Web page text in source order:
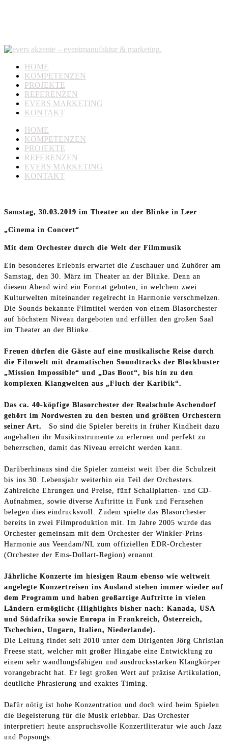
HOME
KOMPETENZEN
PROJEKTE
REFERENZEN
EVERS MARKETING
KONTAKT
HOME
KOMPETENZEN
PROJEKTE
REFERENZEN
EVERS MARKETING
KONTAKT
Samstag, 30.03.2019 im Theater an der Blinke in Leer
„Cinema in Concert“
Mit dem Orchester durch die Welt der Filmmusik
Ein besonderes Erlebnis erwartet die Zuschauer und Zuhörer am
Samstag, den 30. März im Theater an der Blinke. Denn an
diesem Abend wird ein Format geboten, in welchem zwei
Kulturwelten miteinander regelrecht in Harmonie verschmelzen.
Die Sounds bekannte Filmtitel werden von einem Blasorchester
auf höchstem Niveau dargeboten und erfüllen den großen Saal
im Theater an der Blinke.
Freuen dürfen die Gäste auf eine musikalische Reise durch
die Filmwelt mit dramatischen Soundtracks der Blockbuster
„Mission Impossible“ und „Das Boot“, bis hin zu den
komplexen Klangwelten aus „Fluch der Karibik“.
Das ca. 40-köpfige Blasorchester der Realschule Aschendorf
gehört im Nordwesten zu den besten und größten Orchestern
seiner Art.
So sind die Spieler bereits in früher Kindheit dazu
angehalten ihr Musikinstrumente zu erlernen und perfekt zu
beherrschen, damit das Niveau erreicht werden kann.
Darüberhinaus sind die Spieler zumeist weit über die Schulzeit
bis ins 30. Lebensjahr weiterhin ein Teil der Orchesters.
Zahlreiche Ehrungen und Preise, fünf Schallplatten- und CD-
Aufnahmen, sowie diverse Auftritte in Funk und Fernsehen
belegen dies eindrucksvoll. Zudem spielte das Blasorchester
bereits in zwei Filmproduktion mit. Im Jahre 2005 wurde das
Orchester gemeinsam mit dem Orchester der Winkler-Prins-
Harmonie aus Veendam/NL zum offiziellen EDR-Orchester
(Orchester der Ems-Dollart-Region) ernannt.
Jährliche Konzerte im hiesigen Raum ebenso wie weltweit
angelegte Konzertreisen ins Ausland stehen immer wieder auf
dem Programm und haben großartige Auftritte in vielen
Ländern ermöglicht (Highlights bisher nach: Kanada, USA
und Südafrika sowie Europa in Frankreich, Österreich,
Tschechien, Ungarn, Italien, Niederlande).
Die Leitung findet seit 2010 unter dem Dirigenten Jörg Christian
Freese statt, welcher mit großer Hingabe eine Entwicklung zu
einem sehr wandlungsfähigen und ausdrucksstarken Klangkörper
vorangebracht hat. Er legt großen Wert auf präzise Artikulation,
deutliche Phrasierung und exaktes Timing.
Dafür nötig ist hohe Konzentration und doch wird beim Spielen
die Begeisterung für die Musik erlebbar. Das Orchester
interpretiert heute anspruchsvolle Konzertliteratur wie auch Jazz
und Popsongs.